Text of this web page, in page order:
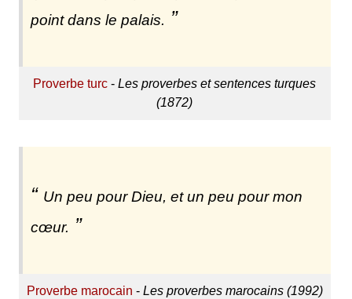
point dans le palais.
Proverbe turc -Les proverbes et sentences turques
(1872)
Un peu pour Dieu, et un peu pour mon
cœur.
Proverbe marocain - Les proverbes marocains (1992)